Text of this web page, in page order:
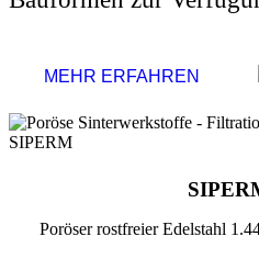
MEHR ERFAHREN
Poröser rostfreier Edelstahl